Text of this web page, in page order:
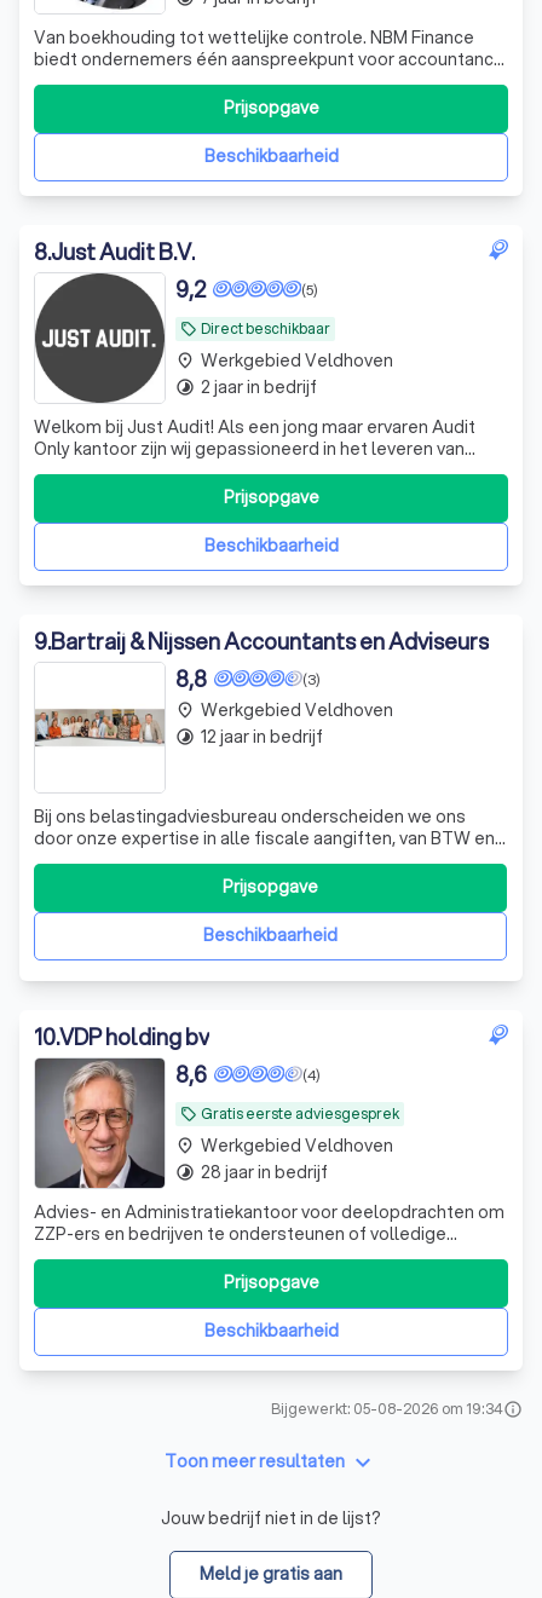
Van boekhouding tot wettelijke controle. NBM Finance
biedt ondernemers één aanspreekpunt voor accountancy,
belastingadvies, audits en financieel advies.
Beschikbaarheid
Prijsopgave
8.Just Audit B.V.
local_offer Direct beschikbaar
(5)
9,2
Welkom bij Just Audit! Als een jong maar ervaren Audit
Only kantoor zijn wij gepassioneerd in het leveren van
ongeëvenaarde audit- en assurance-diensten aan onze
diverse klantenkring. Ons team van hoogopgeleide
professionals combineert diepgaande expertise met een
toegewijde klantgerichte aanpak om
Beschikbaarheid
Prijsopgave
place Werkgebied Veldhoven
timelapse 2 jaar in bedrijf
9.Bartraij & Nijssen Accountants en Adviseurs
(3)
8,8
Bij ons belastingadviesbureau onderscheiden we ons
door onze expertise in alle fiscale aangiften, van BTW en
inkomstenbelasting tot schenkings- en
successieaangifte. We bieden niet alleen financiële
planning, maar ook proactief fiscaal advies. We begrijpen
dat de verantwoordelijkheid om tijdig en co
Beschikbaarheid
Prijsopgave
place Werkgebied Veldhoven
timelapse 12 jaar in bedrijf
10.VDP holding bv
local_offer Gratis eerste adviesgesprek
(4)
8,6
Advies- en Administratiekantoor voor deelopdrachten om
ZZP-ers en bedrijven te ondersteunen of volledige
opdrachten in de controle en uitvoering van de
administratie en faciliteiten.
Beschikbaarheid
Prijsopgave
place Werkgebied Veldhoven
timelapse 28 jaar in bedrijf
Bijgewerkt: 05-08-2026 om 19:34info
Toon meer resultaten keyboard_arrow_down
Jouw bedrijf niet in de lijst?
Meld je gratis aan